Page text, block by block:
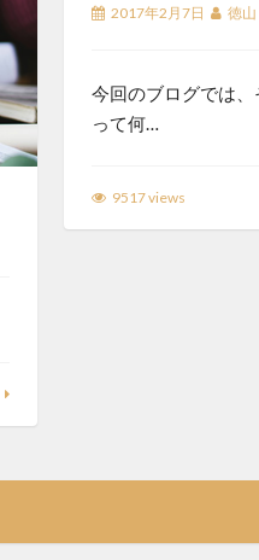
2017年2月7日 徳山
今回のブログでは
って何…
9517 views